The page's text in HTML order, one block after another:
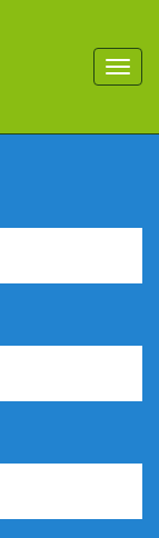
toggle